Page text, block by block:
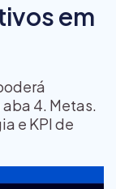
em
4. Metas.
e KPI de